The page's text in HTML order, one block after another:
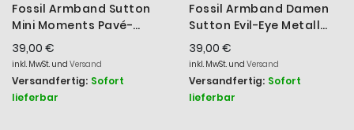
Fossil Armband Sutton
Mini Moments Pavé-
Blume Metall Goldton
JA7308710
39,00 €
inkl. MwSt. und Versand
Versandfertig: Sofort
lieferbar
Fossil Armband Damen
Sutton Evil-Eye Metall
Gold-Ton JA7312710
39,00 €
inkl. MwSt. und Versand
Versandfertig: Sofort
lieferbar